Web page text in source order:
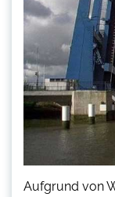
Aufgrund von